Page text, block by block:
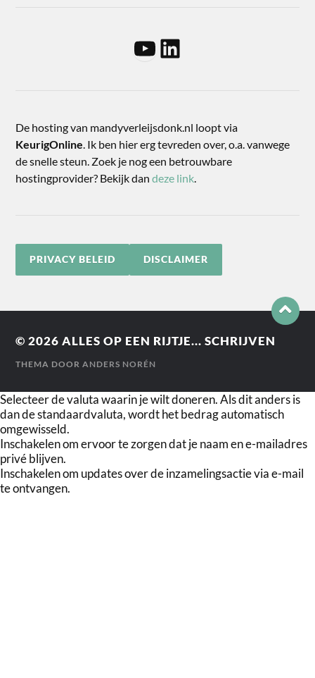
De hosting van mandyverleijsdonk.nl loopt via
KeurigOnline . Ik ben hier erg tevreden over, o.a. vanwege
de snelle steun. Zoek je nog een betrouwbare
hostingprovider? Bekijk dandeze link
PRIVACY BELEID DISCLAIMER
© 2026ALLES OP EEN RIJTJE... SCHRIJVEN
THEMA DOORANDERS NORÉN
Selecteer de valuta waarin je wilt doneren. Als dit anders is
dan de standaardvaluta, wordt het bedrag automatisch
omgewisseld.
Inschakelen om ervoor te zorgen dat je naam en e-mailadres
privé blijven.
Inschakelen om updates over de inzamelingsactie via e-mail
te ontvangen.